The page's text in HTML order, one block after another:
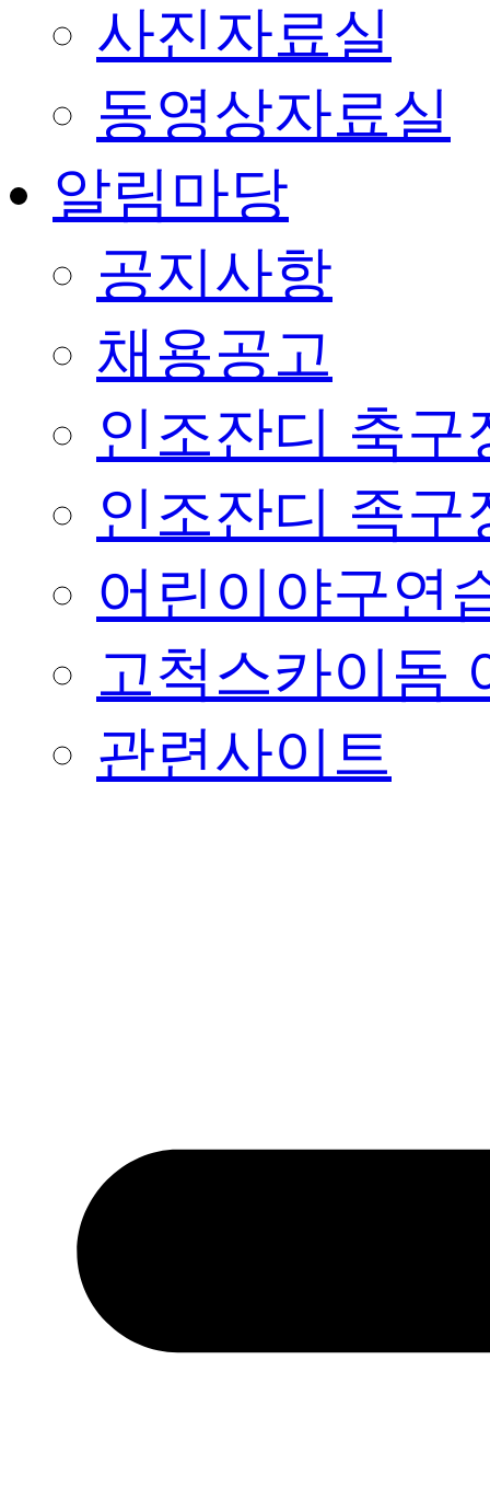
사진자료실
동영상자료실
알림마당
공지사항
채용공고
인조잔디 축구
인조잔디 족구
어린이야구연
고척스카이돔
관련사이트